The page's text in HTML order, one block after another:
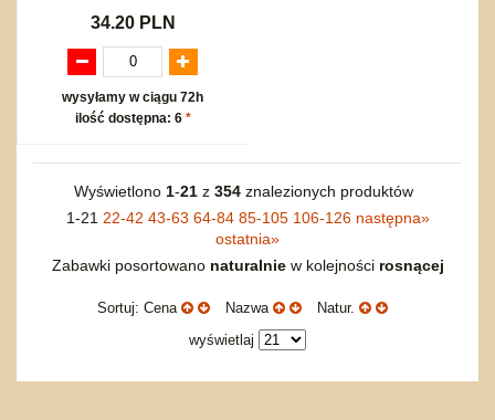
34.20 PLN
wysyłamy w ciągu 72h
ilość dostępna: 6 *
Wyświetlono 1-21z 354znalezionych produktów
1-21 22-42 43-63 64-84 85-105 106-126 następna»
ostatnia»
Zabawki posortowano naturalniew kolejności rosnącej
Sortuj: Cena Nazwa
Natur.
wyświetlaj